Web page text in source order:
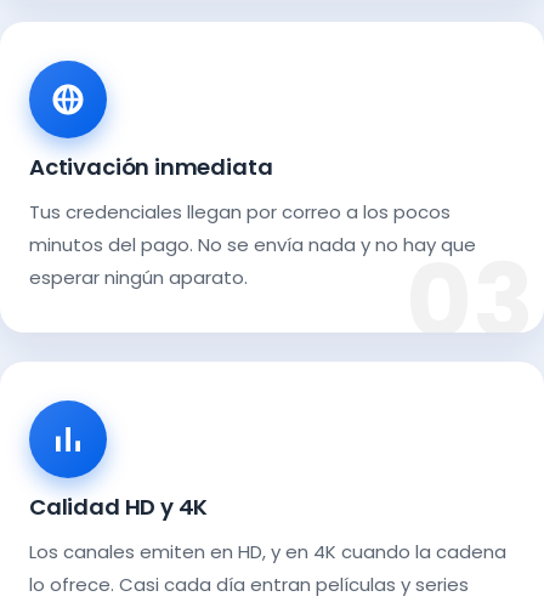
Activación inmediata
Tus credenciales llegan por correo a los pocos
minutos del pago. No se envía nada y no hay que
esperar ningún aparato.
Calidad HD y 4K
Los canales emiten en HD, y en 4K cuando la cadena
lo ofrece. Casi cada día entran películas y series